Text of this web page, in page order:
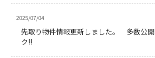
2025/07/04
先取り物件情報更新しました。 多数公
ク!!